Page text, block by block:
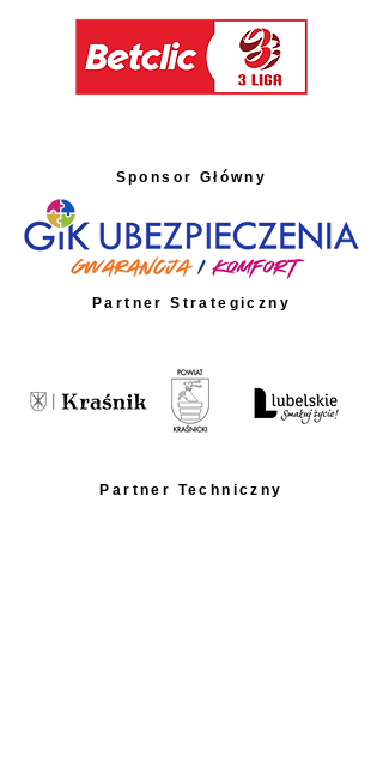
Sponsor Główny
Partner Strategiczny
Partner Techniczny